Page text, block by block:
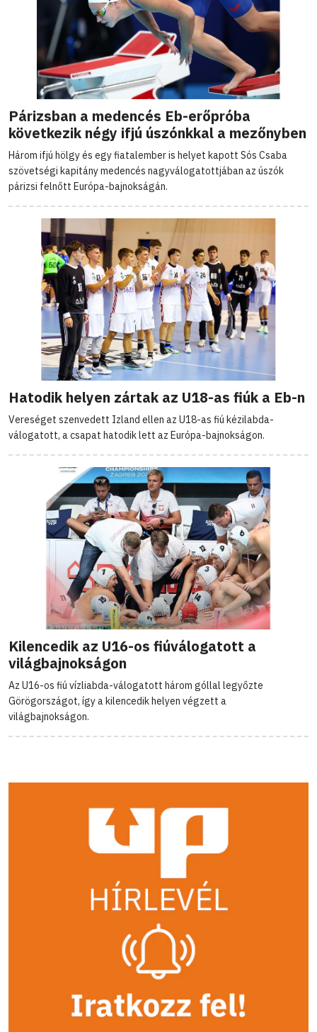
Párizsban a medencés Eb-erőpróba
következik négy ifjú úszónkkal a mezőnyben
Három ifjú hölgy és egy fiatalember is helyet kapott Sós Csaba
szövetségi kapitány medencés nagyválogatottjában az úszók
párizsi felnőtt Európa-bajnokságán.
Hatodik helyen zártak az U18-as fiúk a Eb-n
Vereséget szenvedett Izland ellen az U18-as fiú kézilabda-
válogatott, a csapat hatodik lett az Európa-bajnokságon.
Kilencedik az U16-os fiúválogatott a
világbajnokságon
Az U16-os fiú vízliabda-válogatott három góllal legyőzte
Görögországot, így a kilencedik helyen végzett a
világbajnokságon.